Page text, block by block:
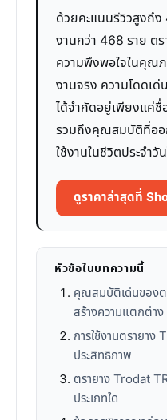
ด้วยคะแนนรีวิวสูงถึง
งานกว่า 468 ราย ต
ความพึงพอใจในคุณภ
งานจริง ความโดดเ
ได้จำกัดอยู่เพียงแค่
รวมถึงคุณสมบัติที่ออ
ใช้งานในชีวิตประจำ
ดูราคาล่าสุดที่
หัวข้อในบทความนี้
คุณสมบัติเด่นของ
สร้างความแตกต่าง
การใช้งานตรายา
ประสิทธิภาพ
ตรายาง Trodat
ประเภทใด